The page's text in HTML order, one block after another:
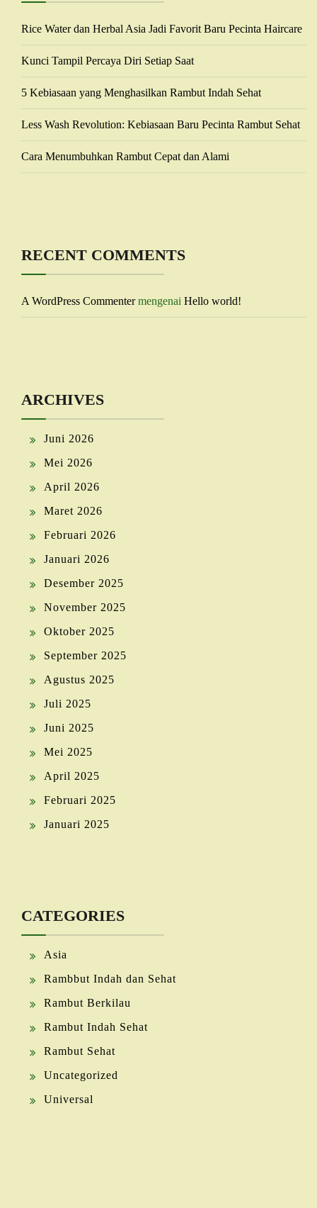
Rice Water dan Herbal Asia Jadi Favorit Baru Pecinta Haircare
Kunci Tampil Percaya Diri Setiap Saat
5 Kebiasaan yang Menghasilkan Rambut Indah Sehat
Less Wash Revolution: Kebiasaan Baru Pecinta Rambut Sehat
Cara Menumbuhkan Rambut Cepat dan Alami
RECENT COMMENTS
A WordPress Commentermengenai Hello world!
ARCHIVES
Juni 2026
Mei 2026
April 2026
Maret 2026
Februari 2026
Januari 2026
Desember 2025
November 2025
Oktober 2025
September 2025
Agustus 2025
Juli 2025
Juni 2025
Mei 2025
April 2025
Februari 2025
Januari 2025
CATEGORIES
Asia
Rambbut Indah dan Sehat
Rambut Berkilau
Rambut Indah Sehat
Rambut Sehat
Uncategorized
Universal